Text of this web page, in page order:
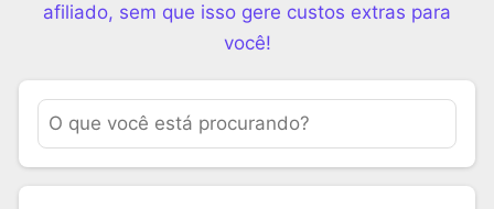
afiliado, sem que isso gere custos extras para
você!